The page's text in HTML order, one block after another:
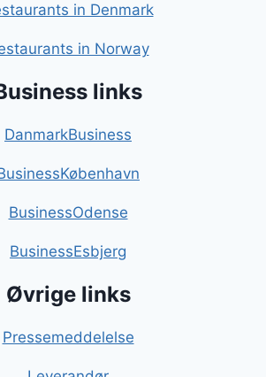
in Denmark
in Norway
links
DanmarkBusiness
BusinessOdense
BusinessEsbjerg
Øvrige links
Pressemeddelelse